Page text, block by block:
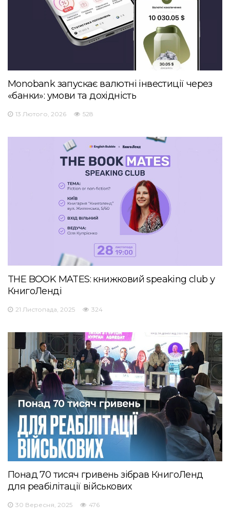
Monobank запускає валютні інвестиції через
«банки»: умови та дохідність
13 Лютого, 2026 528
THE BOOK MATES: книжковий speaking club у
КнигоЛенді
21 Листопада, 2025 324
Понад 70 тисяч гривень зібрав КнигоЛенд
для реабілітації військових
30 Вересня, 2025 476